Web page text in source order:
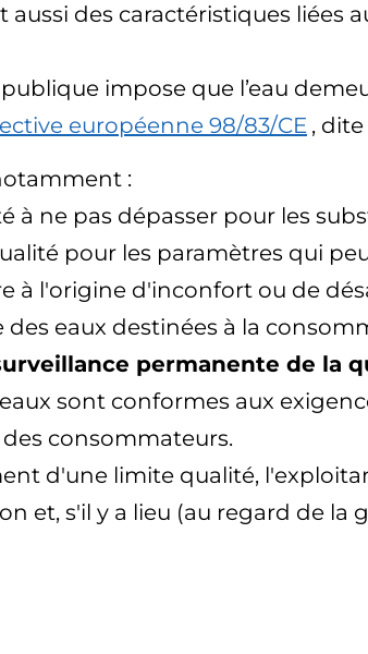
aussi des caractéristiques liées
impose que l’eau
européenne 98/83/CE ,
:
à ne pas dépasser pour les
pour les paramètres qui
à l'origine d'inconfort ou de
eaux destinées à la
permanente de la
sont conformes aux
consommateurs.
d'une limite qualité,
et, s'il y a lieu (au regard de la